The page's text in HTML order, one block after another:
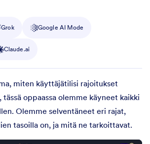
Grok Google AI Mode
Claude.ai
miten käyttäjätilisi rajoitukset
tässä oppaassa olemme käyneet kaikki
Olemme selventäneet eri rajat,
tasoilla on, ja mitä ne tarkoittavat.